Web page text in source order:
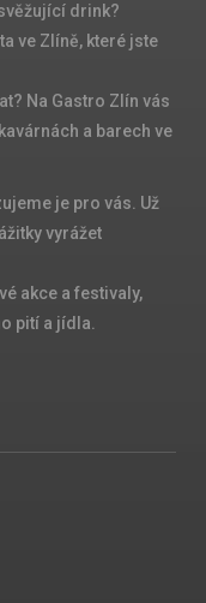
drink?
ve Zlíně, které jste
Na Gastro Zlín vás
a barech ve
je pro vás. Už
vyrážet
akce a festivaly,
pití a jídla.